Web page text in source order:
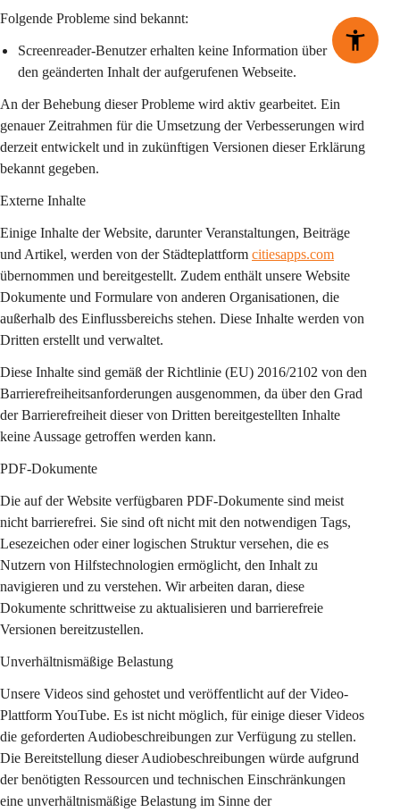
Folgende Probleme sind bekannt:
Screenreader-Benutzer erhalten keine Information über
den geänderten Inhalt der aufgerufenen Webseite.
An der Behebung dieser Probleme wird aktiv gearbeitet. Ein
genauer Zeitrahmen für die Umsetzung der Verbesserungen wird
derzeit entwickelt und in zukünftigen Versionen dieser Erklärung
bekannt gegeben.
Externe Inhalte
Einige Inhalte der Website, darunter Veranstaltungen, Beiträge
und Artikel, werden von der Städteplattform citiesapps.com
übernommen und bereitgestellt. Zudem enthält unsere Website
Dokumente und Formulare von anderen Organisationen, die
außerhalb des Einflussbereichs stehen. Diese Inhalte werden von
Dritten erstellt und verwaltet.
Diese Inhalte sind gemäß der Richtlinie (EU) 2016/2102 von den
Barrierefreiheitsanforderungen ausgenommen, da über den Grad
der Barrierefreiheit dieser von Dritten bereitgestellten Inhalte
keine Aussage getroffen werden kann.
PDF-Dokumente
Die auf der Website verfügbaren PDF-Dokumente sind meist
nicht barrierefrei. Sie sind oft nicht mit den notwendigen Tags,
Lesezeichen oder einer logischen Struktur versehen, die es
Nutzern von Hilfstechnologien ermöglicht, den Inhalt zu
navigieren und zu verstehen. Wir arbeiten daran, diese
Dokumente schrittweise zu aktualisieren und barrierefreie
Versionen bereitzustellen.
Unverhältnismäßige Belastung
Unsere Videos sind gehostet und veröffentlicht auf der Video-
Plattform YouTube. Es ist nicht möglich, für einige dieser Videos
die geforderten Audiobeschreibungen zur Verfügung zu stellen.
Die Bereitstellung dieser Audiobeschreibungen würde aufgrund
der benötigten Ressourcen und technischen Einschränkungen
eine unverhältnismäßige Belastung im Sinne der